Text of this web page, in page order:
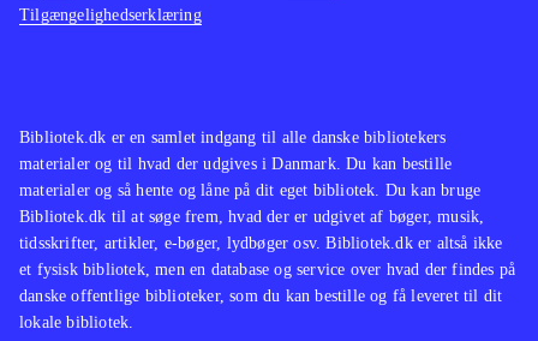
Bibliotek.dk er en samlet indgang til alle danske bibliotekers
materialer og til hvad der udgives i Danmark. Du kan bestille
materialer og så hente og låne på dit eget bibliotek. Du kan bruge
Bibliotek.dk til at søge frem, hvad der er udgivet af bøger, musik,
tidsskrifter, artikler, e-bøger, lydbøger osv. Bibliotek.dk er altså ikke
et fysisk bibliotek, men en database og service over hvad der findes på
danske offentlige biblioteker, som du kan bestille og få leveret til dit
lokale bibliotek.
Tilgængelighedserklæring